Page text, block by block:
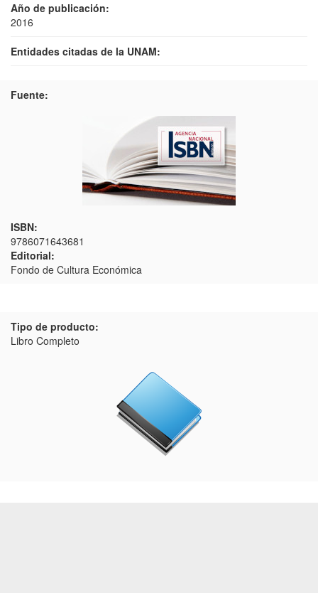
Año de publicación:
2016
Entidades citadas de la UNAM:
Fuente:
ISBN:
9786071643681
Editorial:
Fondo de Cultura Económica
Tipo de producto:
Libro Completo